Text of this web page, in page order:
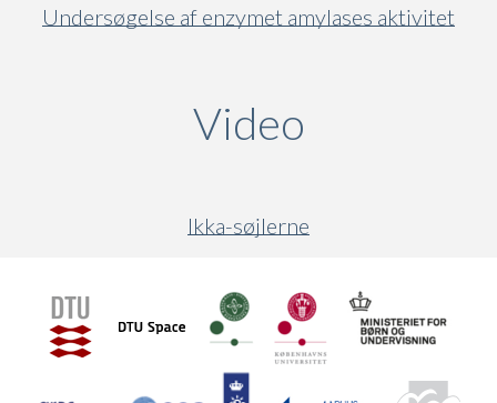
Undersøgelse af enzymet amylases aktivitet
Video
Ikka-søjlerne